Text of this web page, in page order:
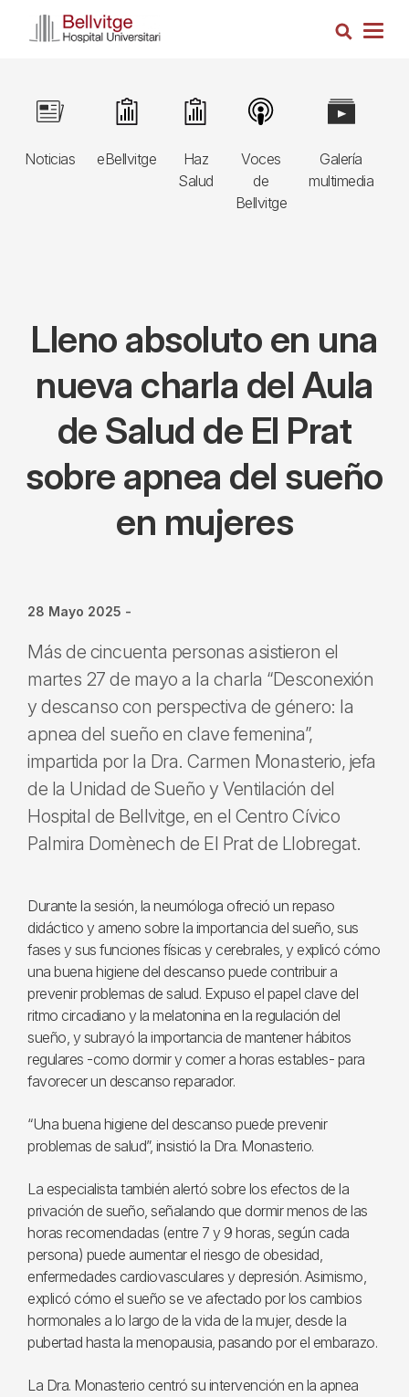
Busca
Navegació
principal
3r
Noticias
Image
eBellvitge
Image
Haz
Salud
Image
Voces
de
Bellvitge
Image
Galería
multimedia
Image
Lleno absoluto en una
nueva charla del Aula
de Salud de El Prat
sobre apnea del sueño
en mujeres
28 Mayo 2025 -
Más de cincuenta personas asistieron el
martes 27 de mayo a la charla “Desconexión
y descanso con perspectiva de género: la
apnea del sueño en clave femenina”,
impartida por la Dra. Carmen Monasterio, jefa
de la Unidad de Sueño y Ventilación del
Hospital de Bellvitge, en el Centro Cívico
Palmira Domènech de El Prat de Llobregat.
Durante la sesión, la neumóloga ofreció un repaso
didáctico y ameno sobre la importancia del sueño, sus
fases y sus funciones físicas y cerebrales, y explicó cómo
una buena higiene del descanso puede contribuir a
prevenir problemas de salud. Expuso el papel clave del
ritmo circadiano y la melatonina en la regulación del
sueño, y subrayó la importancia de mantener hábitos
regulares -como dormir y comer a horas estables- para
favorecer un descanso reparador.
“Una buena higiene del descanso puede prevenir
problemas de salud”, insistió la Dra. Monasterio.
La especialista también alertó sobre los efectos de la
privación de sueño, señalando que dormir menos de las
horas recomendadas (entre 7 y 9 horas, según cada
persona) puede aumentar el riesgo de obesidad,
enfermedades cardiovasculares y depresión. Asimismo,
explicó cómo el sueño se ve afectado por los cambios
hormonales a lo largo de la vida de la mujer, desde la
pubertad hasta la menopausia, pasando por el embarazo.
La Dra. Monasterio centró su intervención en la apnea